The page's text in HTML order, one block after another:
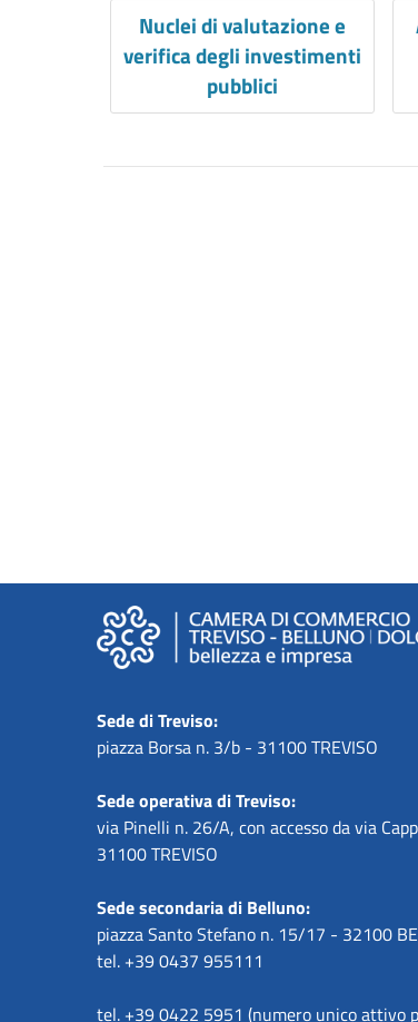
Nuclei di valutazione e
verifica degli investimenti
pubblici
Sede di Treviso:
piazza Borsa n. 3/b - 31100 TREVISO
Sede operativa di Treviso:
via Pinelli n. 26/A, con accesso da via
31100 TREVISO
Sede secondaria di Belluno:
piazza Santo Stefano n. 15/17 - 32100
tel. +39 0437 955111
tel. +39 0422 5951 (numero unico attivo